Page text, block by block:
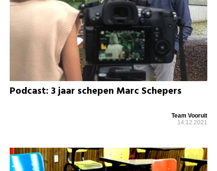
Podcast: 3 jaar schepen Marc Schepers
Team Vooruit
14.12.2021